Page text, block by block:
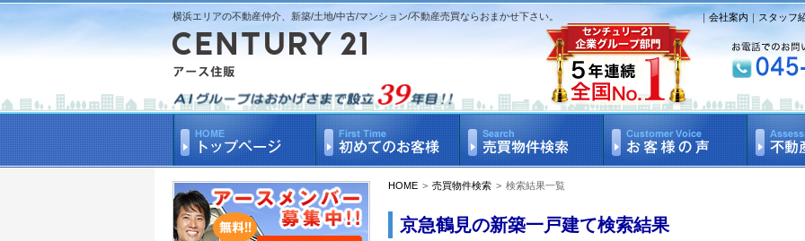
横浜エリアの不動産仲介、新築/土地/中古/マンション/不動産売買ならおまかせ下さい。 ｜会社案内 ｜スタッフ
HOME > 売買物件検索 > 検索結果一覧
京急鶴見の新築一戸建て検索結果